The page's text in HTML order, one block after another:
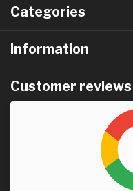
Categories
Information
Customer reviews